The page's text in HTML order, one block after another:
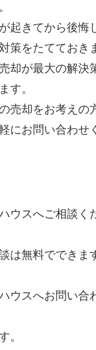
起きてから後悔
策をたてておき
却が最大の解決
す。
売却をお考えの
にお問い合わせ
ウスへご相談く
は無料でできま
ウスへお問い合
。